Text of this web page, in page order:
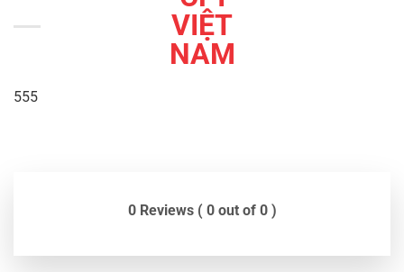
555
0 Reviews ( 0 out of 0 )